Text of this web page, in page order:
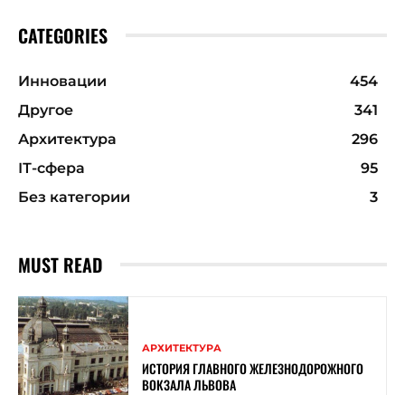
CATEGORIES
Инновации
454
Другое
341
Архитектура
296
ІТ-сфера
95
Без категории
3
MUST READ
АРХИТЕКТУРА
ИСТОРИЯ ГЛАВНОГО ЖЕЛЕЗНОДОРОЖНОГО
ВОКЗАЛА ЛЬВОВА